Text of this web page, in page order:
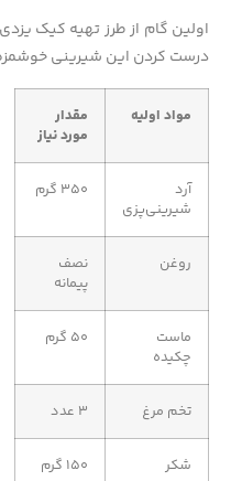
اولین گام از طرز تهیه کیک
درست کردن این شیرینی خوشمزه
مواد اولیه
مقدار
مورد نیاز
آرد
شیرینی‌پزی
۳۵۰ گرم
روغن
نصف
پیمانه
ماست
چکیده
۵۰ گرم
تخم مرغ ۳ عدد
شکر ۱۵۰ گرم